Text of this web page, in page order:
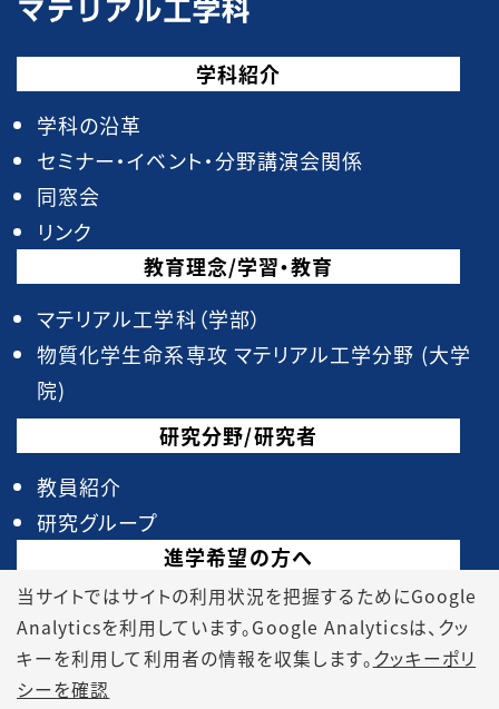
当サイトではサイトの利用状況を把握するためにGoogle
Analyticsを利用しています。Google Analyticsは、 クッ
キーを利用して利用者の情報を収集します。クッキーポリ
シーを確認
学科紹介
学科の沿革
セミナー・イベント・分野講演会関係
同窓会
リンク
教育理念/学習・教育
マテリアル工学科（学部）
物質化学生命系専攻 マテリアル工学分野 (大学
院)
研究分野/研究者
教員紹介
研究グループ
進学希望の方へ
高校生向け
大学院受験生向け
在校生、卒業生、教員インタビュー